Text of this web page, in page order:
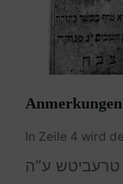
Anmerkungen
In Zeile 4 wird
טרעביטש ע”ה